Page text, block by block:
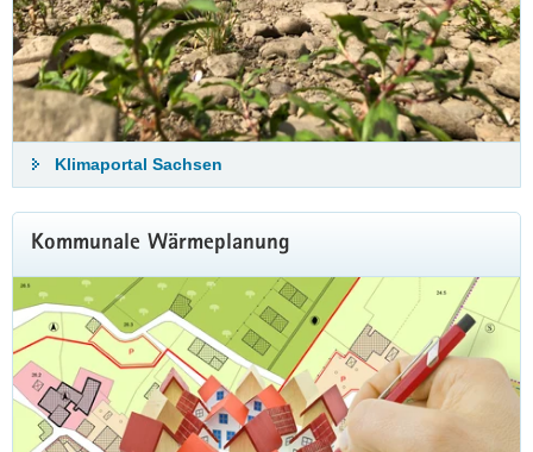
Klimaportal Sachsen
Kommunale Wärmeplanung